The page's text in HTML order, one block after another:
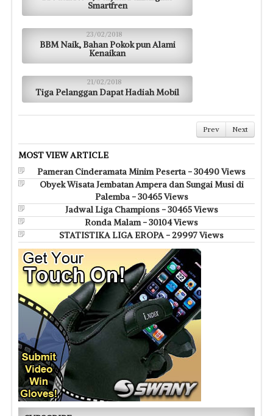
Smartfren
23/02/2018
BBM Naik, Bahan Pokok pun Alami
Kenaikan
21/02/2018
Tiga Pelanggan Dapat Hadiah Mobil
Prev Next
MOST VIEW ARTICLE
Pameran Cinderamata Minim Peserta - 30490 Views
Obyek Wisata Jembatan Ampera dan Sungai Musi di
Palemba - 30465 Views
Jadwal Liga Champions - 30465 Views
Ronda Malam - 30104 Views
STATISTIKA LIGA EROPA - 29997 Views